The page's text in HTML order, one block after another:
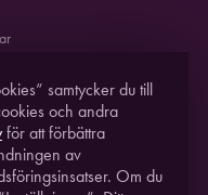
samtycker du till
och andra
för att förbättra
av
Om du